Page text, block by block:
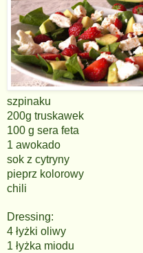
szpinaku
200g truskawek
100 g sera feta
1 awokado
sok z cytryny
pieprz kolorowy
chili
Dressing:
4 łyżki oliwy
1 łyżka miodu